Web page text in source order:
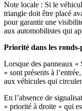
Note locale : Si le
triangle doit être placé
pour garantir une
aux automobilistes qui
Priorité dans les ronds-
Lorsque des panneaux «
» sont présents à
aux véhicules qui
En l’absence de
« priorité à droite » qui